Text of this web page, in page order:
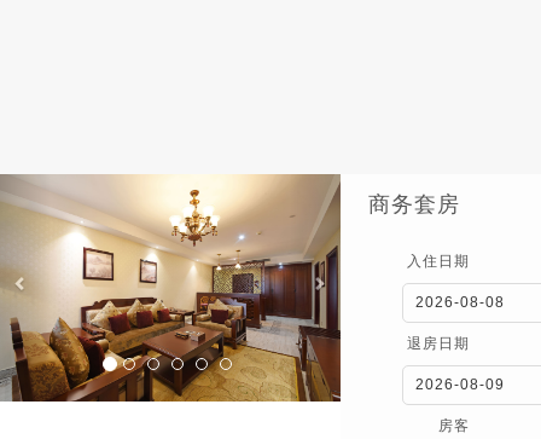
Next
商务套房
入住日期
退房日期
房客